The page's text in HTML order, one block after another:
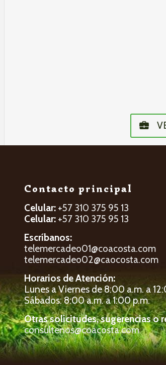
Contacto principal
Celular: +57 310 375 95 13
Celular: +57 310 375 95 13
Escríbanos:
telemercadeo01@coacosta.com
telemercadeo02@caocosta.com
Horarios de Atención:
Lunes a Viernes de 8:00 a.m. a
Sábados: 8:00 a.m. a 1:00 p.m.
Otras solicitudes, sugerencias o
consultenos@coacosta.com